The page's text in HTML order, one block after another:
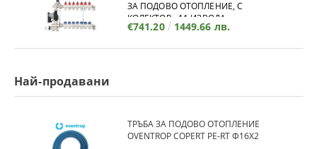
ЗА ПОДОВО ОТОПЛЕНИЕ, С
КОЛЕКТОР - 11 ИЗВОДА
€741.20 1449.66 лв.
Най-продавани
ТРЪБА ЗА ПОДОВО ОТОПЛЕНИЕ
OVENTROP COPERT PE-RT Ф16Х2